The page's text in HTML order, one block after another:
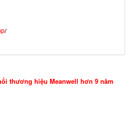
/
thương hiệu Meanwell hơn 9 năm